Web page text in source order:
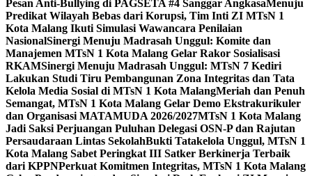
Pesan Anti-Bullying di PAGSETA #4 Sanggar AngkasaMenuju
Predikat Wilayah Bebas dari Korupsi, Tim Inti ZI MTsN 1
Kota Malang Ikuti Simulasi Wawancara Penilaian
NasionalSinergi Menuju Madrasah Unggul: Komite dan
Manajemen MTsN 1 Kota Malang Gelar Rakor Sosialisasi
RKAMSinergi Menuju Madrasah Unggul: MTsN 7 Kediri
Lakukan Studi Tiru Pembangunan Zona Integritas dan Tata
Kelola Media Sosial di MTsN 1 Kota MalangMeriah dan Penuh
Semangat, MTsN 1 Kota Malang Gelar Demo Ekstrakurikuler
dan Organisasi MATAMUDA 2026/2027MTsN 1 Kota Malang
Jadi Saksi Perjuangan Puluhan Delegasi OSN-P dan Rajutan
Persaudaraan Lintas SekolahBukti Tatakelola Unggul, MTsN 1
Kota Malang Sabet Peringkat III Satker Berkinerja Terbaik
dari KPPNPerkuat Komitmen Integritas, MTsN 1 Kota Malang